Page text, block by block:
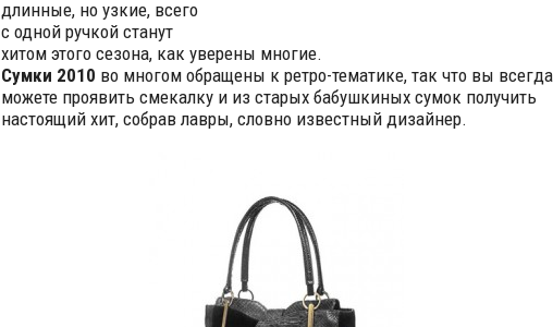
длинные, но узкие, всего
с одной ручкой станут
хитом этого сезона, как уверены многие.
Сумки 2010 во многом обращены к ретро-тематике, так что вы всегда
можете проявить смекалку и из старых бабушкиных сумок получить
настоящий хит, собрав лавры, словно известный дизайнер.